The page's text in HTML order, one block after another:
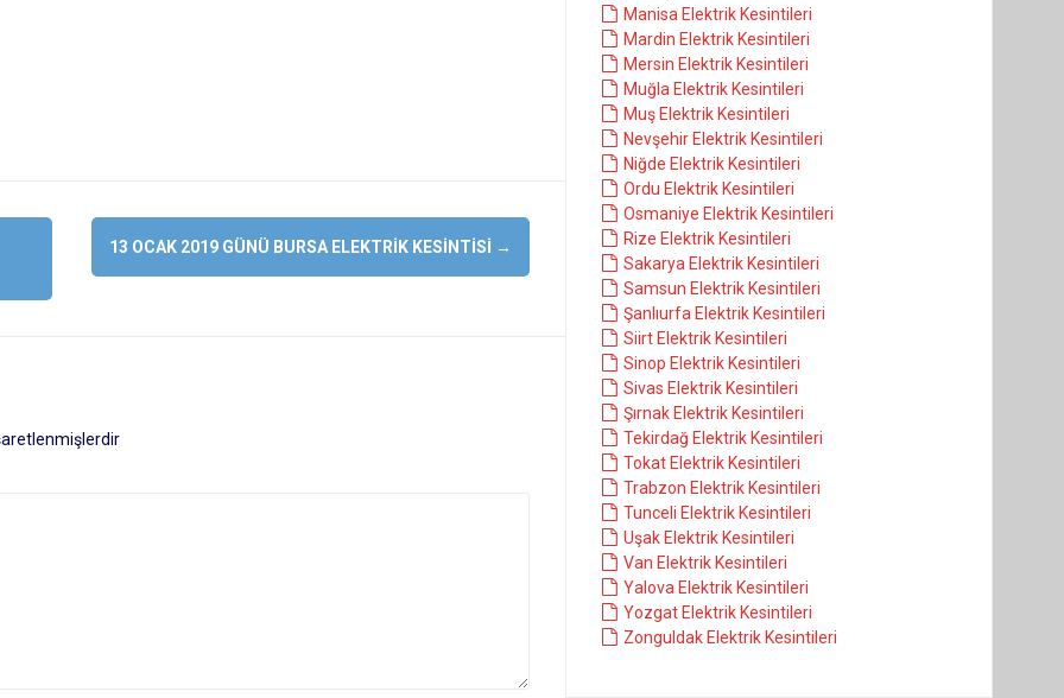
13 OCAK 2019 GÜNÜ BURSA ELEKTRIK KESINTISI →
Manisa Elektrik Kesintileri
Mardin Elektrik Kesintileri
Mersin Elektrik Kesintileri
Muğla Elektrik Kesintileri
Muş Elektrik Kesintileri
Nevşehir Elektrik Kesintileri
Niğde Elektrik Kesintileri
Ordu Elektrik Kesintileri
Osmaniye Elektrik Kesintileri
Rize Elektrik Kesintileri
Sakarya Elektrik Kesintileri
Samsun Elektrik Kesintileri
Şanlıurfa Elektrik Kesintileri
Siirt Elektrik Kesintileri
Sinop Elektrik Kesintileri
Sivas Elektrik Kesintileri
Şırnak Elektrik Kesintileri
Tekirdağ Elektrik Kesintileri
Tokat Elektrik Kesintileri
Trabzon Elektrik Kesintileri
Tunceli Elektrik Kesintileri
Uşak Elektrik Kesintileri
Van Elektrik Kesintileri
Yalova Elektrik Kesintileri
Yozgat Elektrik Kesintileri
Zonguldak Elektrik Kesintileri